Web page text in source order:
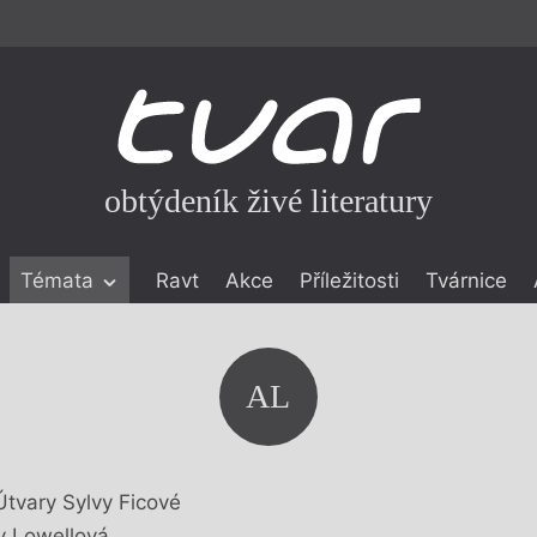
obtýdeník živé literatury
Témata Ravt Akce Příležitosti Tvárnice
AL
Sylvy Ficové